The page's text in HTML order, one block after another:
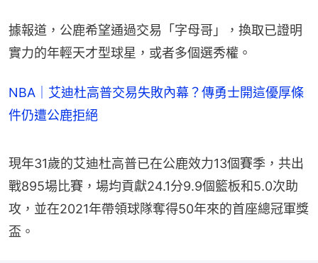
據報道，公鹿希望通過交易「字母哥」，換取已證明
實力的年輕天才型球星，或者多個選秀權。
NBA｜艾迪杜高普交易失敗內幕？傳勇士開這優厚條
件仍遭公鹿拒絕
現年31歲的艾迪杜高普已在公鹿效力13個賽季，共出
戰895場比賽，場均貢獻24.1分9.9個籃板和5.0次助
攻，並在2021年帶領球隊奪得50年來的首座總冠軍獎
盃。